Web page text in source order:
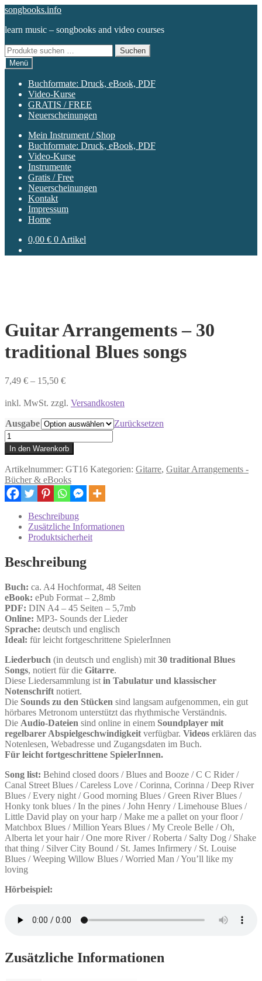
Zur
springen
Zum
springen
songbooks.info
learn music – songbooks and video courses
Suchen
nach:
Suchen
Menü
Buchformate: Druck, eBook, PDF
Video-Kurse
GRATIS / FREE
Neuerscheinungen
Mein Instrument / Shop
Buchformate: Druck, eBook, PDF
Video-Kurse
Instrumente
Gratis / Free
Neuerscheinungen
Kontakt
Impressum
Home
0,00 € 0 Artikel
Guitar Arrangements – 30
traditional Blues songs
7,49 € – 15,50 €
inkl. MwSt. zzgl. Versandkosten
Ausgabe
Zurücksetzen
Guitar
Arrangements
-
30
traditional
Blues
songs
In den Warenkorb
Artikelnummer: GT16 Kategorien: Gitarre, Guitar Arrangements -
Bücher & eBooks
Beschreibung
Zusätzliche Informationen
Produktsicherheit
Beschreibung
Buch: ca. A4 Hochformat, 48 Seiten
eBook: ePub Format – 2,8mb
PDF: DIN A4 – 45 Seiten – 5,7mb
Online: MP3- Sounds der Lieder
Sprache: deutsch und englisch
Ideal: für leicht fortgeschrittene SpielerInnen
Liederbuch (in deutsch und english) mit 30 traditional Blues
Songs, notiert für die Gitarre.
Diese Liedersammlung ist in Tabulatur und klassischer
Notenschrift notiert.
Die Sounds zu den Stücken sind langsam aufgenommen, ein gut
hörbares Metronom unterstützt das rhythmische Verständnis.
Die Audio-Dateien sind online in einem Soundplayer mit
regelbarer Abspielgeschwindigkeit verfügbar. Videos erklären das
Notenlesen, Webadresse und Zugangsdaten im Buch.
Für leicht fortgeschrittene SpielerInnen.
Song list: Behind closed doors / Blues and Booze / C C Rider /
Canal Street Blues / Careless Love / Corinna, Corinna / Deep River
Blues / Every night / Good morning Blues / Green River Blues /
Honky tonk blues / In the pines / John Henry / Limehouse Blues /
Little David play on your harp / Make me a pallet on your floor /
Matchbox Blues / Million Years Blues / My Creole Belle / Oh,
Alberta let your hair / One more River / Roberta / Salty Dog / Shake
that thing / Silver City Bound / St. James Infirmery / St. Louise
Blues / Weeping Willow Blues / Worried Man / You’ll like my
loving
Hörbeispiel:
Zusätzliche Informationen